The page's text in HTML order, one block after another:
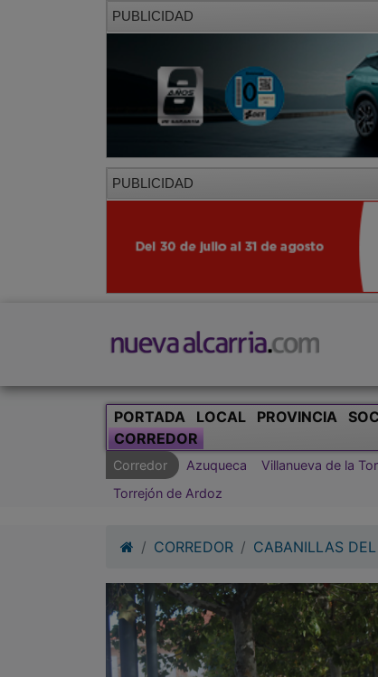
PUBLICIDAD
PUBLICIDAD
PORTADA LOCAL PROVINCIA
CORREDOR
Corredor Azuqueca Villanueva de la
Torrejón de Ardoz
CORREDOR CABANILLAS